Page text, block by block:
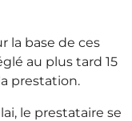
la base de ces
au plus tard 15
prestation.
le prestataire se